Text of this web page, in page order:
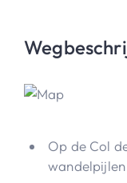
Op de Col